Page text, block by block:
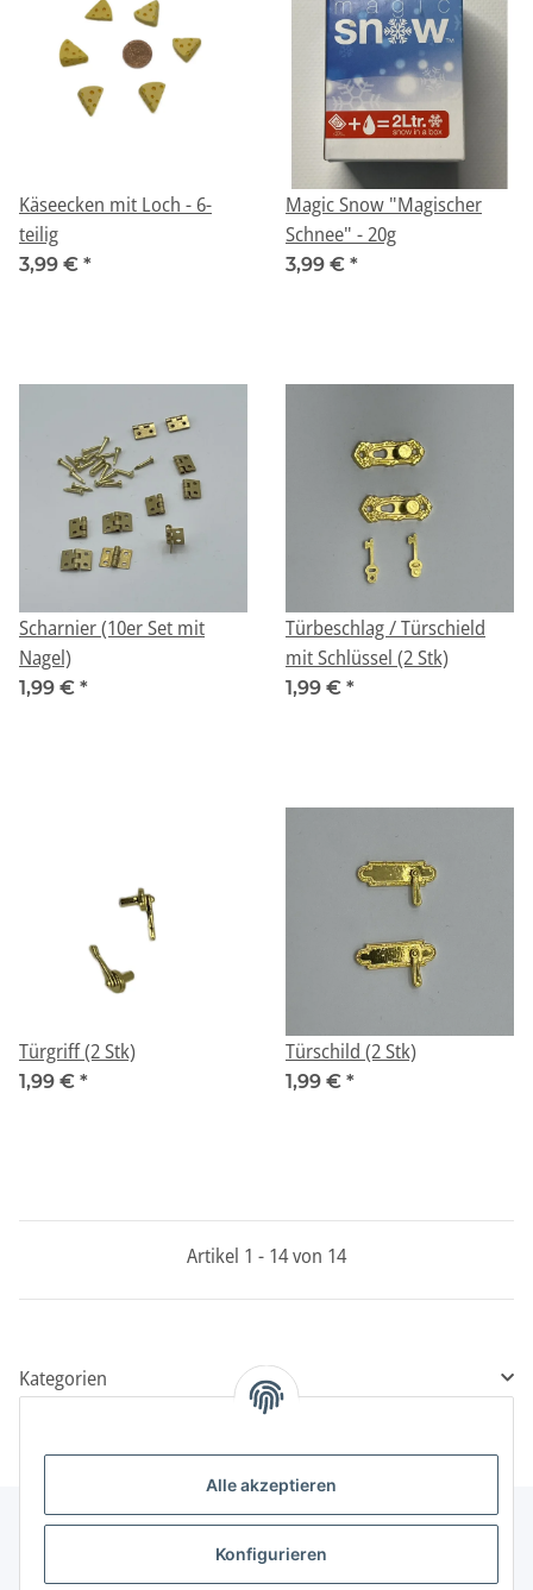
Alle akzeptieren
Konfigurieren
Käseecken mit Loch - 6-
teilig
3,99 € *
Magic Snow "Magischer
Schnee" - 20g
3,99 € *
Scharnier (10er Set mit
Nagel)
1,99 € *
Türbeschlag / Türschield
mit Schlüssel (2 Stk)
1,99 € *
Türgriff (2 Stk)
1,99 € *
Türschild (2 Stk)
1,99 € *
Artikel 1 - 14 von 14
Kategorien
Informationen